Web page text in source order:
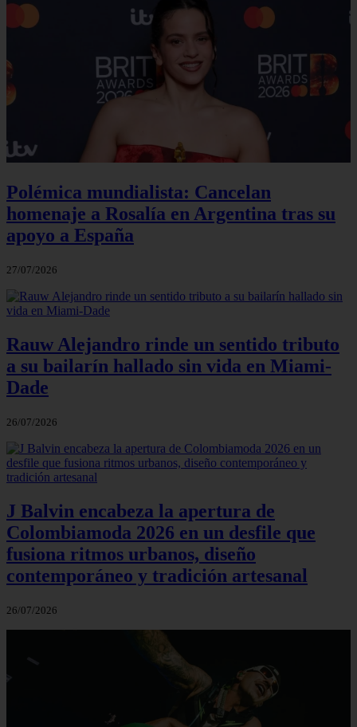
Polémica mundialista: Cancelan
homenaje a Rosalía en Argentina tras su
apoyo a España
27/07/2026
Rauw Alejandro rinde un sentido tributo
a su bailarín hallado sin vida en Miami-
Dade
26/07/2026
J Balvin encabeza la apertura de
Colombiamoda 2026 en un desfile que
fusiona ritmos urbanos, diseño
contemporáneo y tradición artesanal
26/07/2026